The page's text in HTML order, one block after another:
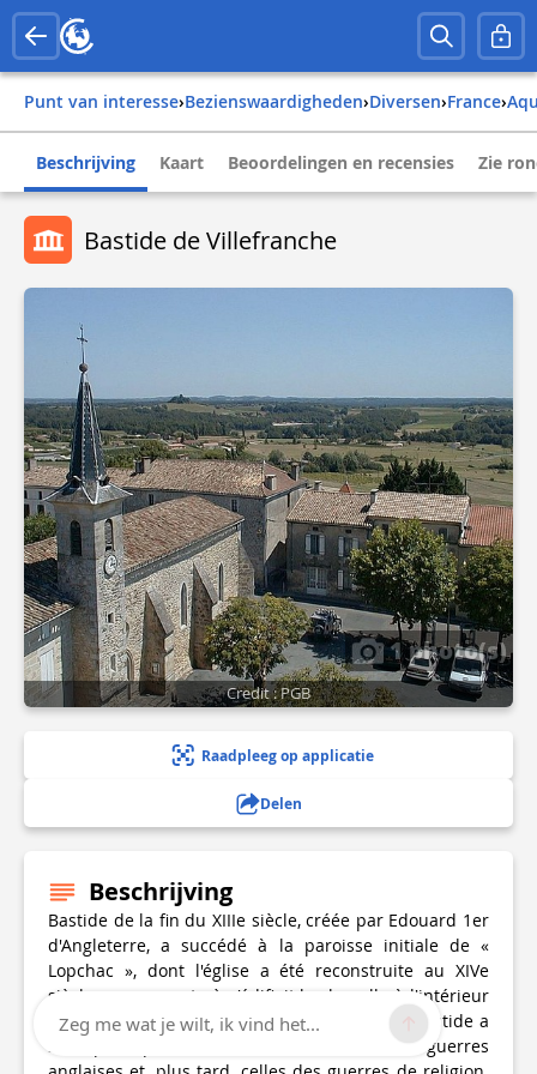
Punt van interesse› Bezienswaardigheden› Diversen› france›
Beschrijving Kaart Beoordelingen en recensies Zie
Bastide de Villefranche
1 photo(s)
Credit : PGB
Raadpleeg op applicatie
Delen
Beschrijving
Bastide de la fin du XIIIe siècle, créée par Edouard 1er
d'Angleterre, a succédé à la paroisse initiale de «
Lopchac », dont l'église a été reconstruite au XIVe
siècle, au moment où s'édifiait la chapelle à l'intérieur
de la ville. Située sur une région frontière la bastide a
subi, plus que d'autres, les dévastations des guerres
Zeg me wat je wilt, ik vind het...